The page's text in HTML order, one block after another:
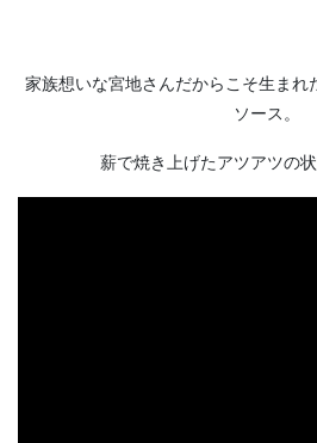
家族想いな宮地さんだからこそ生まれ
ソース。
薪で焼き上げたアツアツの